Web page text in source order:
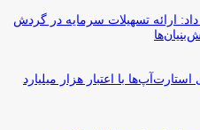
ارائه تسهیلات سرمایه در گردش
با اعتبار هزار میلیارد